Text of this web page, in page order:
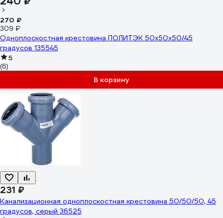
270 ₽
309 ₽
Одноплоскостная крестовина ПОЛИТЭК 50x50x50/45
градусов 135545
5
(6)
В корзину
231 ₽
Канализационная одноплоскостная крестовина 50/50/50, 45
градусов, серый 36525